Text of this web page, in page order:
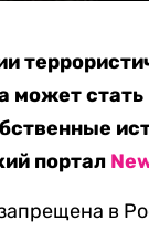
может стать
портал
в